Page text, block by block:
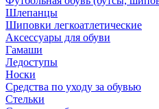
Шлепанцы
Шиповки легкоатлетические
Аксессуары для обуви
Гамаши
Ледоступы
Носки
Средства по уходу за обувью
Стельки